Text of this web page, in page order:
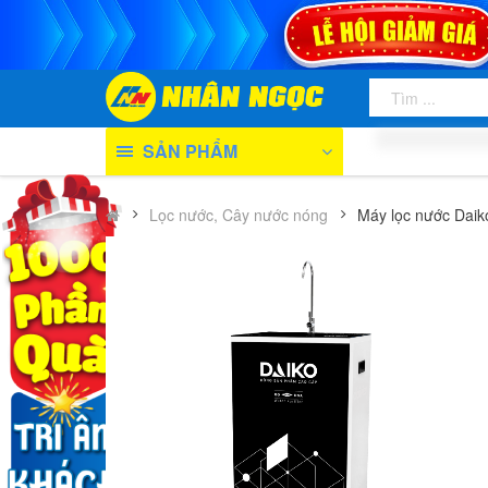
SẢN PHẨM
Lọc nước, Cây nước nóng Máy lọc nước